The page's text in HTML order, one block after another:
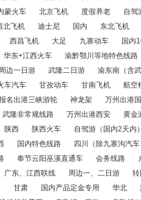
产品 研学旅游 境内研学游
山东火车 广东火车 武隆
陕西火车 自驾游（国内2天内）
江游保险专用 福建、广东、江西
国内产品定金专用 华北
蒙火车 北京飞机 度假养老
自驾
北飞机 迪士尼 国内 东北飞机
西昌飞机 大足 九寨动车 国内
华东+江西火车 渝黔鄂川等地特色线路
周边一日游 武隆二日游 渝东南（含武
车汽车 甘孜动车 甘南飞机 航空
名出港三峡游轮 神龙架 万州出港
武隆非常规线路 万州出港西安
黄金
陕西 陕西火车 自驾游（国内2天内）
国内特色线路 四川（除九寨沟汽车
奉节云阳巫溪直通车 会务线路
广东、江西联线 周边一、二日游
甘肃 国内产品定金专用 华北